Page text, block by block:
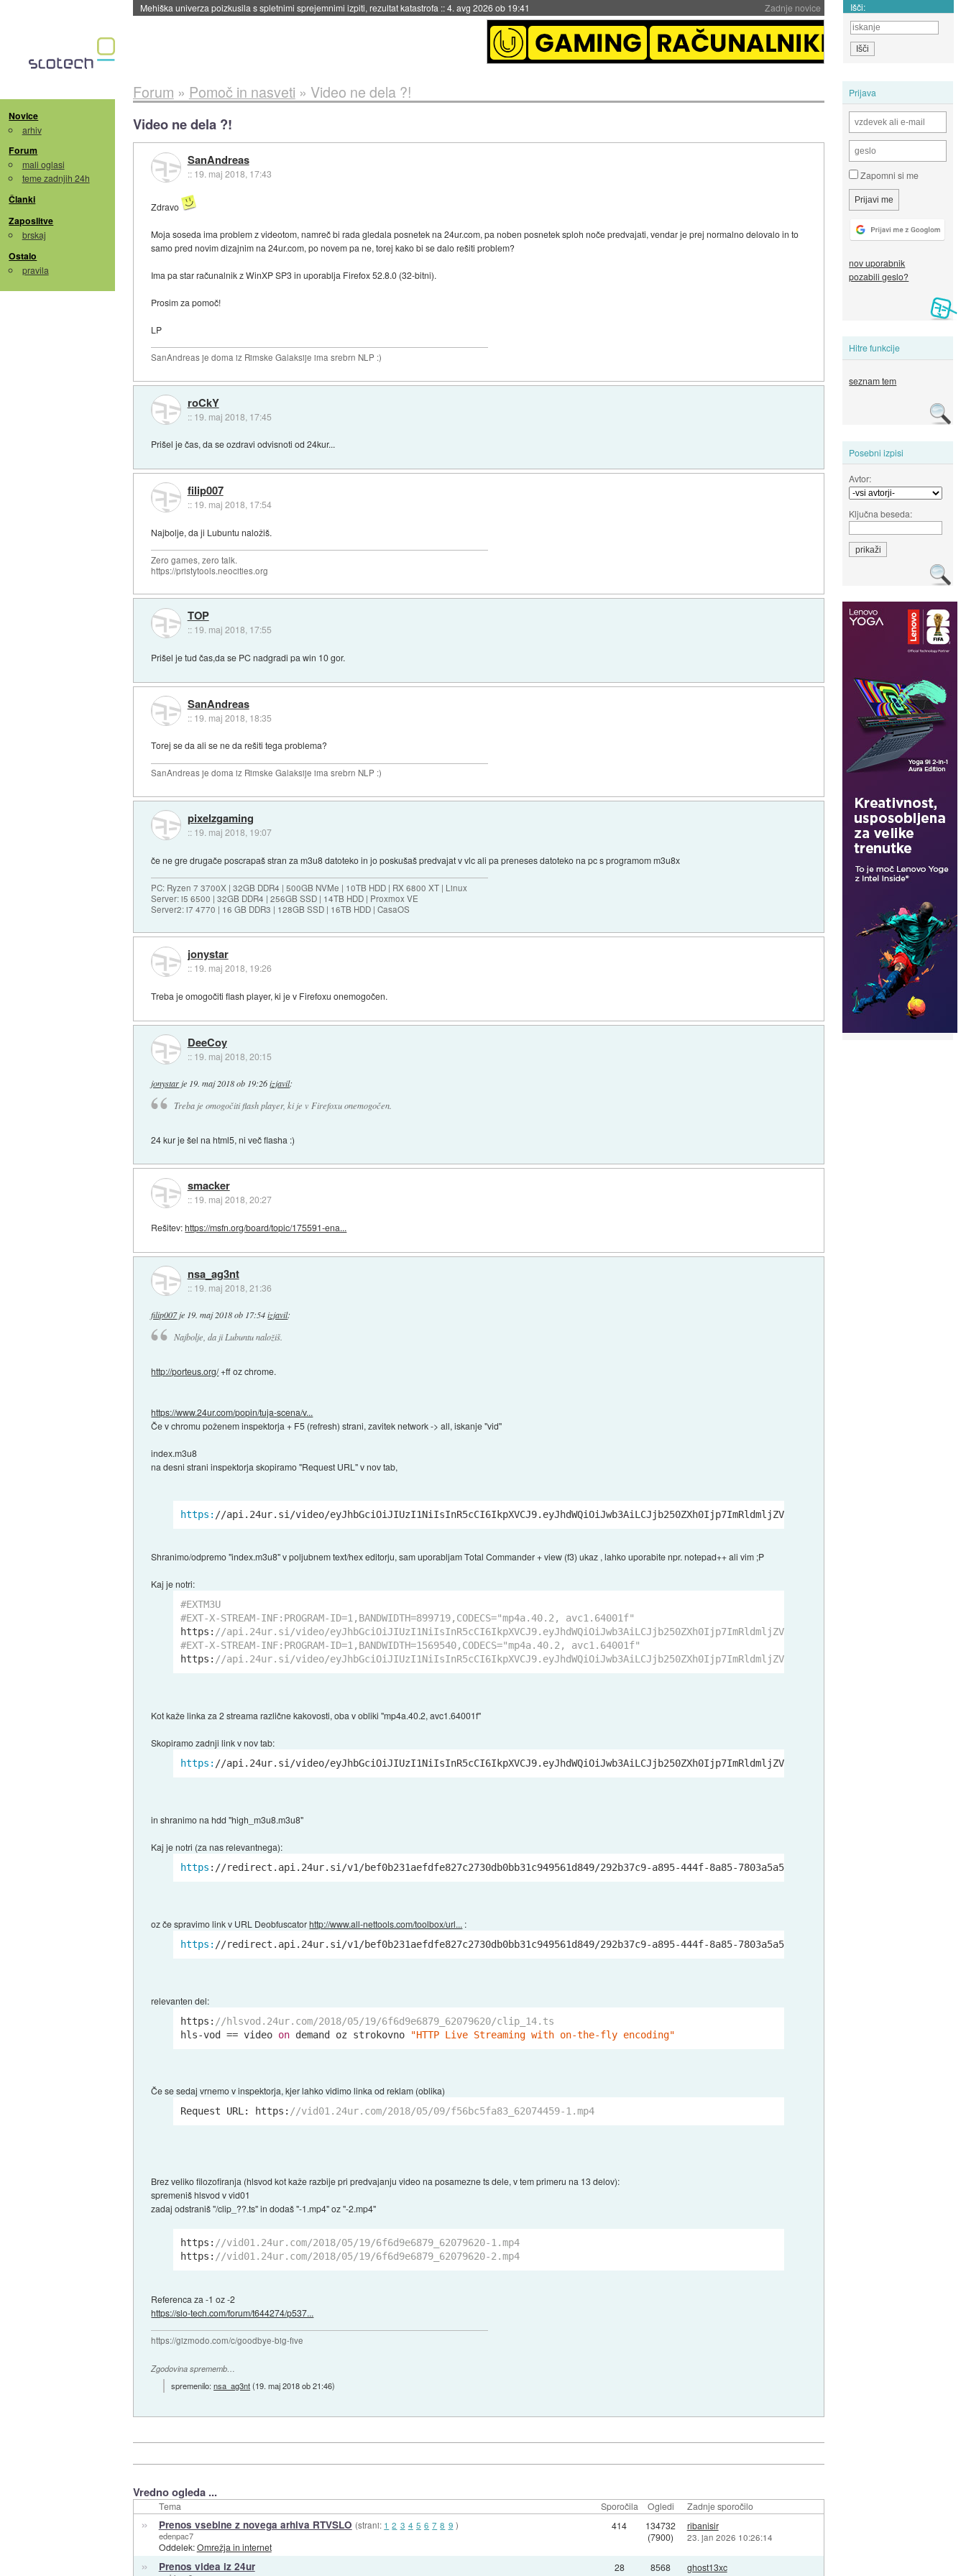
Zadnje novice
Evropska vesoljska agencija razvija svojo raketo za večkratno uporabo::4. avg 2026 ob 19:41 Išči:
Novice
arhiv
Forum
mali oglasi
teme zadnjih 24h
Članki
Zaposlitve
brskaj
Ostalo
pravila
Prijava
Zapomni si me
nov uporabnik
pozabili geslo?
Hitre funkcije
seznam tem
Posebni izpisi
Avtor:
Ključna beseda:
Forum » Pomoč in nasveti » Video ne dela ?!
Video ne dela ?!
SanAndreas
:: 19. maj 2018, 17:43
Zdravo
Moja soseda ima problem z videotom, namreč bi rada gledala posnetek na 24ur.com, pa noben posnetek sploh noče predvajati, vendar je prej normalno delovalo in to
samo pred novim dizajnim na 24ur.com, po novem pa ne, torej kako bi se dalo rešiti problem?
Ima pa star računalnik z WinXP SP3 in uporablja Firefox 52.8.0 (32-bitni).
Prosim za pomoč!
LP
SanAndreas je doma iz Rimske Galaksije ima srebrn NLP :)
roCkY
:: 19. maj 2018, 17:45
Prišel je čas, da se ozdravi odvisnoti od 24kur...
filip007
:: 19. maj 2018, 17:54
Najbolje, da ji Lubuntu naložiš.
Zero games, zero talk.
https://pristytools.neocities.org
TOP
:: 19. maj 2018, 17:55
Prišel je tud čas,da se PC nadgradi pa win 10 gor.
SanAndreas
:: 19. maj 2018, 18:35
Torej se da ali se ne da rešiti tega problema?
SanAndreas je doma iz Rimske Galaksije ima srebrn NLP :)
pixelzgaming
:: 19. maj 2018, 19:07
če ne gre drugače poscrapaš stran za m3u8 datoteko in jo poskušaš predvajat v vlc ali pa preneses datoteko na pc s programom m3u8x
PC: Ryzen 7 3700X | 32GB DDR4 | 500GB NVMe | 10TB HDD | RX 6800 XT | Linux
Server: i5 6500 | 32GB DDR4 | 256GB SSD | 14TB HDD | Proxmox VE
Server2: i7 4770 | 16 GB DDR3 | 128GB SSD | 16TB HDD | CasaOS
jonystar
:: 19. maj 2018, 19:26
Treba je omogočiti flash player, ki je v Firefoxu onemogočen.
DeeCoy
:: 19. maj 2018, 20:15
jonystarje 19. maj 2018 ob 19:26 izjavil:
Treba je omogočiti flash player, ki je v Firefoxu onemogočen.
24 kur je šel na html5, ni več flasha :)
smacker
:: 19. maj 2018, 20:27
Rešitev:https://msfn.org/board/topic/175591-ena...
nsa_ag3nt
:: 19. maj 2018, 21:36
filip007je 19. maj 2018 ob 17:54 izjavil:
Najbolje, da ji Lubuntu naložiš.
http://porteus.org/+ff oz chrome.
https://www.24ur.com/popin/tuja-scena/v...
Če v chromu poženem inspektorja + F5 (refresh) strani, zavitek network -> all, iskanje "vid"
index.m3u8
na desni strani inspektorja skopiramo "Request URL" v nov tab,
https: //api.24ur.si/video/
Shranimo/odpremo "index.m3u8" v poljubnem text/hex editorju, sam uporabljam Total Commander + view (f3) ukaz , lahko uporabite npr. notepad++ ali vim ;P
Kaj je notri:
#EXTM3U
#EXT-X-STREAM-INF:PROGRAM-ID=1,BANDWIDTH=899719,CODECS="mp4a.40.2, avc1.64001f"
https: //api.24ur.si/video/
#EXT-X-STREAM-INF:PROGRAM-ID=1,BANDWIDTH=1569540,CODECS="mp4a.40.2, avc1.64001f"
https: //api.24ur.si/video/
Kot kaže linka za 2 streama različne kakovosti, oba v obliki "mp4a.40.2, avc1.64001f"
Skopiramo zadnji link v nov tab:
https: //api.24ur.si/video/
in shranimo na hdd "high_m3u8.m3u8"
Kaj je notri (za nas relevantnega):
https ://redirect.api.24ur.si/v1/bef0b231aefdfe827c2730db0bb31c949561d849/292b37c9-a895-444f-8a85-7803a5a5163a/NONE/62079620/0/0/0/0/
oz če spravimo link v URL Deobfuscatorhttp://www.all-nettools.com/toolbox/url... :
https: //redirect.api.24ur.si/v1/bef0b231aefdfe827c2730db0bb31c949561d849/292b37c9-a895-444f-8a85-7803a5a5163a/NONE/
relevanten del:
https: //hlsvod.24ur.com/2018/05/19/6f6d9e6879_62079620/clip_14.ts
hls-vod == video on demand oz strokovno "HTTP Live Streaming with on-the-fly encoding"
Če se sedaj vrnemo v inspektorja, kjer lahko vidimo linka od reklam (oblika)
Request URL: https: //vid01.24ur.com/2018/05/09/f56bc5fa83_62074459-1.mp4
Brez veliko filozofiranja (hlsvod kot kaže razbije pri predvajanju video na posamezne ts dele, v tem primeru na 13 delov):
spremeniš hlsvod v vid01
zadaj odstraniš "/clip_??.ts" in dodaš "-1.mp4" oz "-2.mp4"
https: //vid01.24ur.com/2018/05/19/6f6d9e6879_62079620-1.mp4
https: //vid01.24ur.com/2018/05/19/6f6d9e6879_62079620-2.mp4
Referenca za -1 oz -2
https://slo-tech.com/forum/t644274/p537...
https://gizmodo.com/c/goodbye-big-five
Zgodovina sprememb…
spremenilo:nsa_ag3nt(19. maj 2018 ob 21:46)
Vredno ogleda ...
Tema Sporočila Ogledi Zadnje sporočilo
» Prenos vsebine z novega arhiva RTVSLO (strani: 1 2 3 4 5 6 7 8 9 )
edenpac7
Oddelek:Omrežja in internet
414
134732
(7900)
ribanisir
23. jan 2026 10:26:14
» Prenos videa iz 24ur 28
8568
ghost13xc